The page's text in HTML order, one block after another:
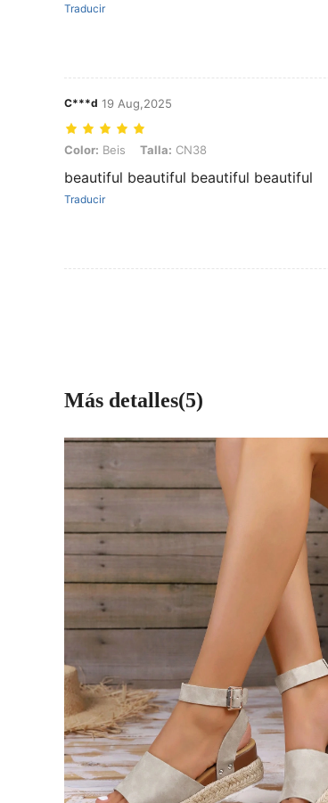
Traducir
C***d 19 Aug,2025
Color: Beis, Talla: CN38
Color: Beis Talla: CN38
beautiful beautiful beautiful beautiful
Traducir
Más detalles(5)